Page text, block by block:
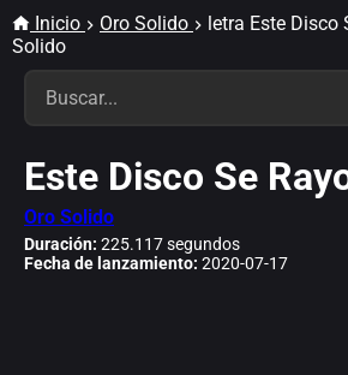
Inicio Oro Solido
letra Este Disco
Solido
Este Disco Se
Oro Solido
Duración: 225.117 segundos
Fecha de lanzamiento: 2020-07-17